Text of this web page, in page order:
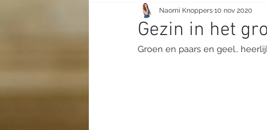
Gezin in het
Naomi Knoppers10 nov 2020
Groen en paars en geel..